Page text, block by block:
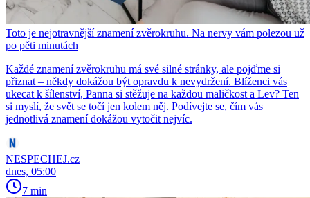
Toto je nejotravnější znamení zvěrokruhu. Na nervy vám polezou už
po pěti minutách
Každé znamení zvěrokruhu má své silné stránky, ale pojďme si
přiznat – někdy dokážou být opravdu k nevydržení. Blíženci vás
ukecat k šílenství, Panna si stěžuje na každou maličkost a Lev? Ten
si myslí, že svět se točí jen kolem něj. Podívejte se, čím vás
jednotlivá znamení dokážou vytočit nejvíc.
NESPECHEJ.cz
dnes, 05:00
7 min